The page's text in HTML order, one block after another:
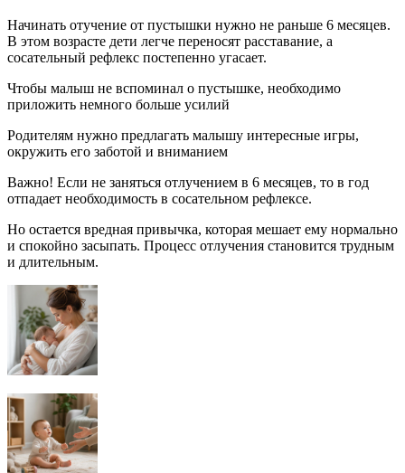
Начинать отучение от пустышки нужно не раньше 6 месяцев.
В этом возрасте дети легче переносят расставание, а
сосательный рефлекс постепенно угасает.
Чтобы малыш не вспоминал о пустышке, необходимо
приложить немного больше усилий
Родителям нужно предлагать малышу интересные игры,
окружить его заботой и вниманием
Важно! Если не заняться отлучением в 6 месяцев, то в год
отпадает необходимость в сосательном рефлексе.
Но остается вредная привычка, которая мешает ему нормально
и спокойно засыпать. Процесс отлучения становится трудным
и длительным.